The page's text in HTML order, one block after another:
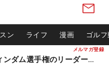
メルマガ登録
ン ライフ 漫画 ゴル
松山英樹ら出場 ウィンダム選手権のリーダーボード